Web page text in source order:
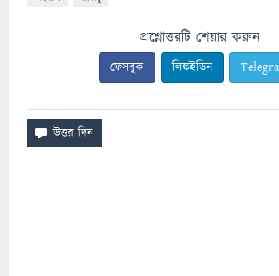
প্রশ্নোত্তরটি শেয়ার করুন
ফেসবুক লিঙ্কইডিন